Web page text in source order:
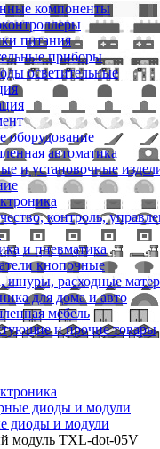
компоненты
питания
приборы
осветительные
оборудование
автоматика
и установочные
контроль,
и пневматика
кнопочные
шнуры, расходные
для дома и авто
мебель
и прочие товары
диоды и модули
диоды и модули
модуль TXL-dot-05V